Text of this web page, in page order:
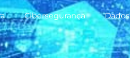
Cibersegurança Dados